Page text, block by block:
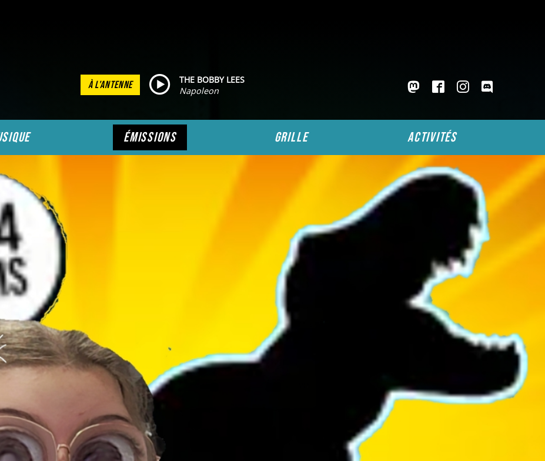
À L'ANTENNE
THE BOBBY LEES
Napoleon
émissions grille activités